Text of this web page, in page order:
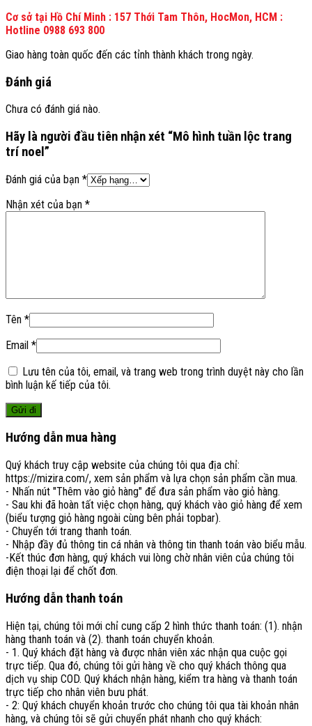
Cơ sở tại Hồ Chí Minh : 157 Thới Tam Thôn, HocMon, HCM :
Hotline 0988 693 800
Giao hàng toàn quốc đến các tỉnh thành khách trong ngày.
Đánh giá
Chưa có đánh giá nào.
Hãy là người đầu tiên nhận xét “Mô hình tuần lộc trang
trí noel”
Đánh giá của bạn *
Nhận xét của bạn *
Tên *
Email *
Lưu tên của tôi, email, và trang web trong trình duyệt này cho lần
bình luận kế tiếp của tôi.
Hướng dẫn mua hàng
Quý khách truy cập website của chúng tôi qua địa chỉ:
https://mizira.com/, xem sản phẩm và lựa chọn sản phẩm cần mua.
- Nhấn nút "Thêm vào giỏ hàng" để đưa sản phẩm vào giỏ hàng.
- Sau khi đã hoàn tất việc chọn hàng, quý khách vào giỏ hàng để xem
(biểu tượng giỏ hàng ngoài cùng bên phải topbar).
- Chuyển tới trang thanh toán.
- Nhập đầy đủ thông tin cá nhân và thông tin thanh toán vào biểu mẫu.
-Kết thúc đơn hàng, quý khách vui lòng chờ nhân viên của chúng tôi
điện thoại lại để chốt đơn.
Hướng dẫn thanh toán
Hiện tại, chúng tôi mới chỉ cung cấp 2 hình thức thanh toán: (1). nhận
hàng thanh toán và (2). thanh toán chuyển khoản.
- 1. Quý khách đặt hàng và được nhân viên xác nhận qua cuộc gọi
trực tiếp. Qua đó, chúng tôi gửi hàng về cho quý khách thông qua
dịch vụ ship COD. Quý khách nhận hàng, kiểm tra hàng và thanh toán
trực tiếp cho nhân viên bưu phát.
- 2: Quý khách chuyển khoản trước cho chúng tôi qua tài khoản nhân
hàng, và chúng tôi sẽ gửi chuyển phát nhanh cho quý khách: